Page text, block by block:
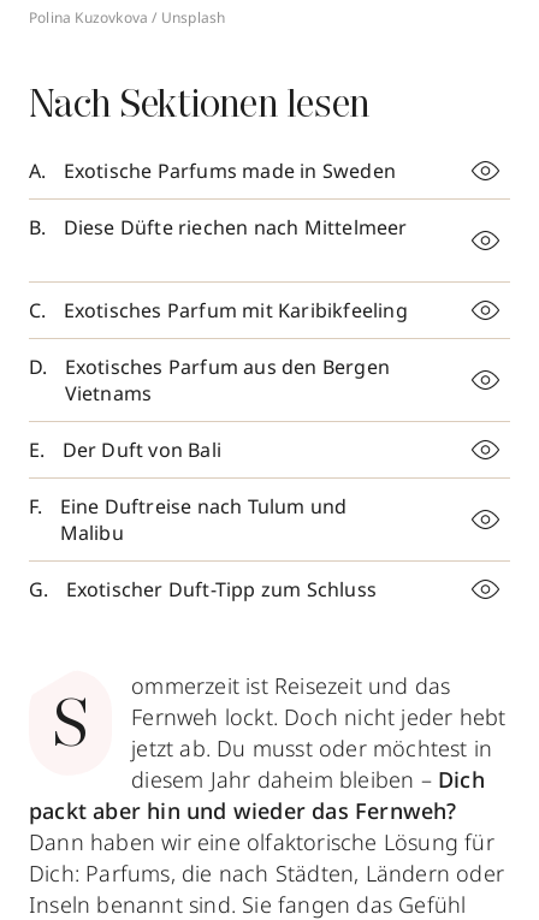
Polina Kuzovkova / Unsplash
Nach Sektionen lesen
Exotische Parfums made in Sweden
Diese Düfte riechen nach Mittelmeer
Exotisches Parfum mit Karibikfeeling
Exotisches Parfum aus den Bergen
Vietnams
Der Duft von Bali
Eine Duftreise nach Tulum und
Malibu
Exotischer Duft-Tipp zum Schluss
S
ommerzeit ist Reisezeit und das
Fernweh lockt. Doch nicht jeder hebt
jetzt ab. Du musst oder möchtest in
diesem Jahr daheim bleiben – Dich
packt aber hin und wieder das Fernweh?
Dann haben wir eine olfaktorische Lösung für
Dich: Parfums, die nach Städten, Ländern oder
Inseln benannt sind. Sie fangen das Gefühl